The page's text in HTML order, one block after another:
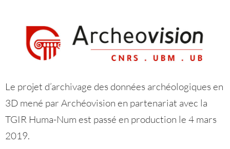
Le projet d’archivage des données archéologiques en
3D mené par Archéovision en partenariat avec la
TGIR Huma-Num est passé en production le 4 mars
2019.